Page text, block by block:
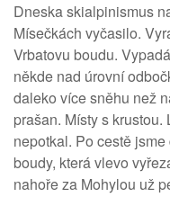
Dneska skialpinismus
Mísečkách vyčasilo.
Vrbatovu boudu.
někde nad úrovní
daleko více sněhu než
prašan. Místy s
nepotkal. Po cestě
boudy, která vlevo
nahoře za Mohylou už